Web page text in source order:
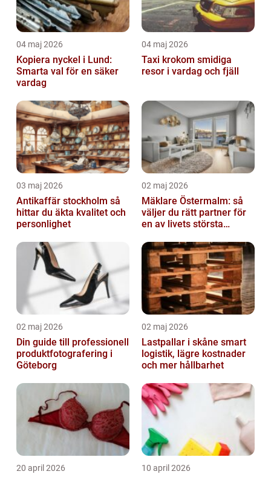
04 maj 2026
Kopiera nyckel i Lund:
Smarta val för en säker
vardag
04 maj 2026
Taxi krokom smidiga
resor i vardag och fjäll
03 maj 2026
Antikaffär stockholm så
hittar du äkta kvalitet och
personlighet
02 maj 2026
Mäklare Östermalm: så
väljer du rätt partner för
en av livets största
02 maj 2026
Din guide till professionell
produktfotografering i
Göteborg
02 maj 2026
Lastpallar i skåne smart
logistik, lägre kostnader
och mer hållbarhet
20 april 2026 10 april 2026